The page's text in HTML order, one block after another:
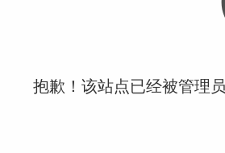
抱歉！该站点已经被管理